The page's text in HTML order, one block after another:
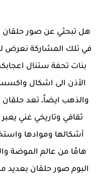
في تلك المشاركة نعرض
بنات تحفة ستنال
الأذن الى اشكال
والذهب ايضاً، تعد حلقان
ثقافي وتاريخي غني
أشكالها وموادها
هامًا من عالم الموضة
البوم صور حلقان بعديد